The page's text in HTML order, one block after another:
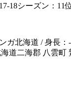
18シーズン：11
ガ北海道 / 身長：
道二海郡 八雲町